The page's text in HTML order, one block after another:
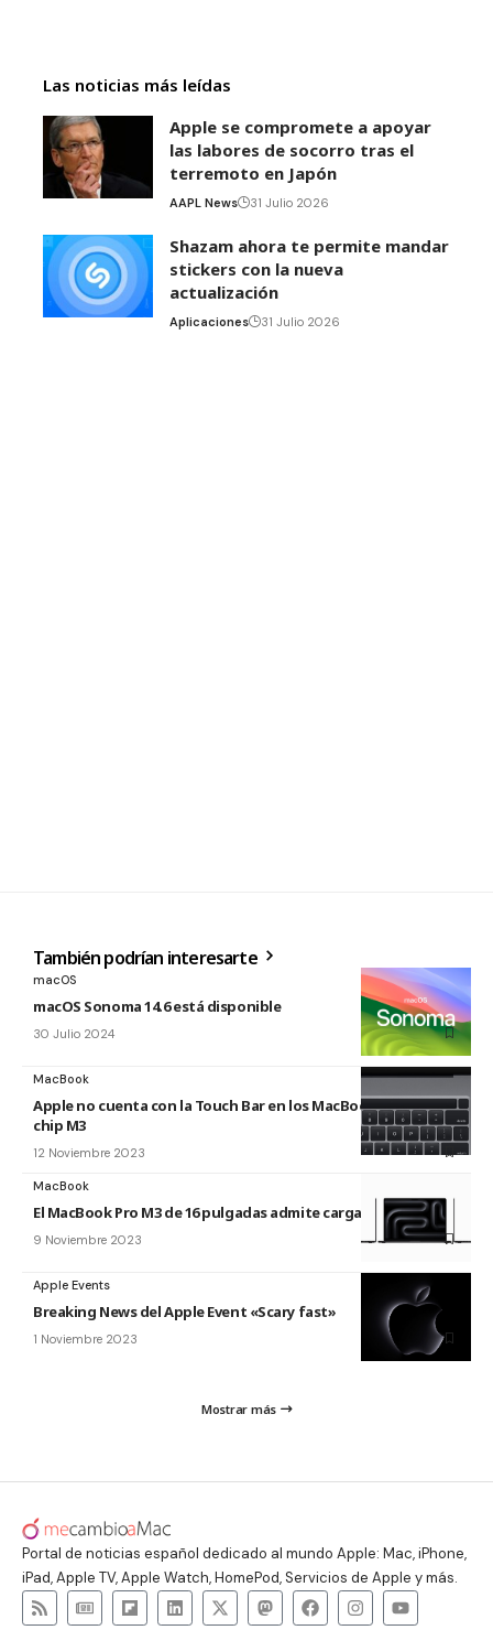
Las noticias más leídas
Apple se compromete a apoyar
las labores de socorro tras el
terremoto en Japón
AAPL News 31 Julio 2026
Shazam ahora te permite mandar
stickers con la nueva
actualización
Aplicaciones 31 Julio 2026
También podrían interesarte
macOS
macOS Sonoma 14.6 está disponible
30 Julio 2024
MacBook
Apple no cuenta con la Touch Bar en los MacBook Pro con
chip M3
12 Noviembre 2023
MacBook
El MacBook Pro M3 de 16 pulgadas admite carga USB-C a 140W
9 Noviembre 2023
Apple Events
Breaking News del Apple Event «Scary fast»
1 Noviembre 2023
Mostrar más
Portal de noticias español dedicado al mundo Apple: Mac, iPhone,
iPad, Apple TV, Apple Watch, HomePod, Servicios de Apple y más.